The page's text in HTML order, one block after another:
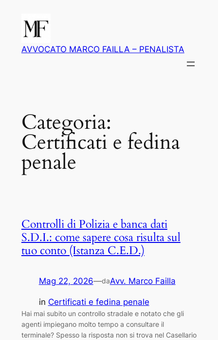
contenuto
AVVOCATO MARCO FAILLA – PENALISTA
Categoria:
Certificati e fedina
penale
Controlli di Polizia e banca dati
S.D.I.: come sapere cosa risulta sul
tuo conto (Istanza C.E.D.)
Mag 22, 2026—daAvv. Marco Failla
in Certificati e fedina penale
Hai mai subito un controllo stradale e notato che gli
agenti impiegano molto tempo a consultare il
terminale? Spesso la risposta non si trova nel Casellario